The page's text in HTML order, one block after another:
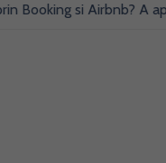
si Airbnb? A aparut